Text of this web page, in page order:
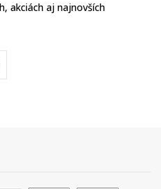
akciách aj najnovších